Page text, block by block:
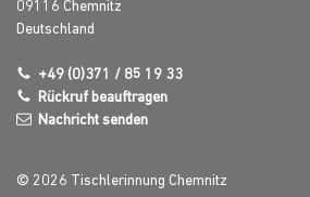
09116 Chemnitz
Deutschland
+49 (0)371 / 85 19 33
Rückruf beauftragen
Nachricht senden
© 2026 Tischlerinnung Chemnitz